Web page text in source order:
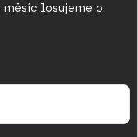
losujeme o